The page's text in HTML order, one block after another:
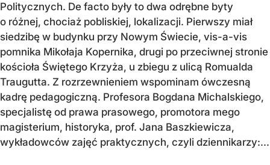
Politycznych. De facto były to dwa odrębne byty
o różnej, chociaż pobliskiej, lokalizacji. Pierwszy miał
siedzibę w budynku przy Nowym Świecie, vis-a-vis
pomnika Mikołaja Kopernika, drugi po przeciwnej stronie
kościoła Świętego Krzyża, u zbiegu z ulicą Romualda
Traugutta. Z rozrzewnieniem wspominam ówczesną
kadrę pedagogiczną. Profesora Bogdana Michalskiego,
specjalistę od prawa prasowego, promotora mego
magisterium, historyka, prof. Jana Baszkiewicza,
wykładowców zajęć praktycznych, czyli dziennikarzy:...